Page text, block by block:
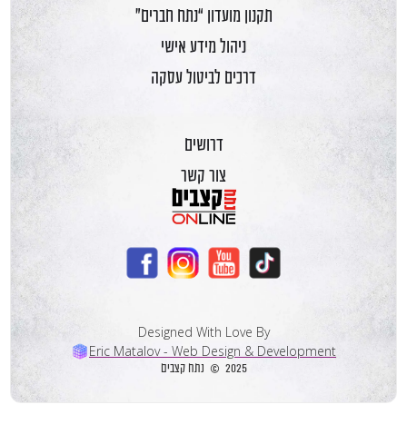
תקנון מועדון “נתח חברים”
ניהול מידע אישי
דרכים לביטול עסקה
דרושים
צור קשר
Designed With Love By
Eric Matalov - Web Design & Development
2025 © נתח קצבים